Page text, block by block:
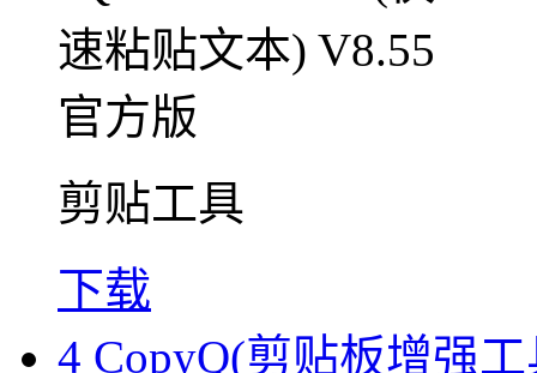
剪贴工具
下载
4 CopyQ(剪贴板增强